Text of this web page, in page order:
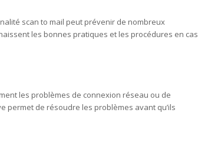
scan to mail peut prévenir de nombreux
les bonnes pratiques et les procédures en cas
les problèmes de connexion réseau ou de
permet de résoudre les problèmes avant qu’ils